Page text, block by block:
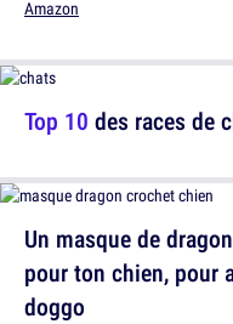
Top 10 des races de
Amazon
Un masque de
pour ton chien, pour
doggo